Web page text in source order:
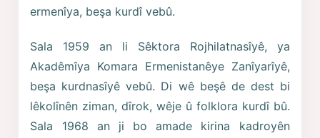
ermenîya, beşa kurdî vebû.
Sala 1959 an li Sêktora Rojhilatnasîyê, ya
Akadêmîya Komara Ermenistanêye Zanîyarîyê,
beşa kurdnasîyê vebû. Di wê beşê de dest bi
lêkolînên ziman, dîrok, wêje û folklora kurdî bû.
Sala 1968 an ji bo amade kirina kadroyên